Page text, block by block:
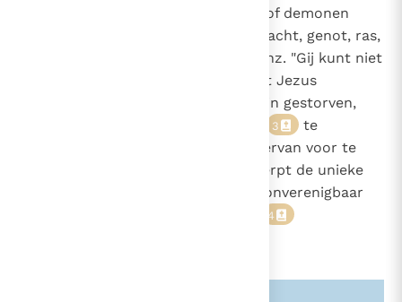
van God; het kunnen goden zijn of demonen
(zoals b.v. in het satanisme) of macht, genot, ras,
voorouders, de staat, het geld, enz. "Gij kunt niet
God dienen én de Mammon" zegt Jezus
. Talloze martelaren zijn gestorven,
3
te
aanbidden of zelfs de eredienst ervan voor te
wenden. De afgodendienst verwerpt de unieke
heerschappij van God; ze is dus onverenigbaar
4